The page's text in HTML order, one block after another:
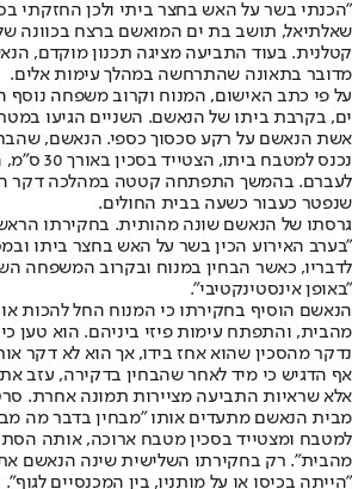
"הכנתי בשר על האש בחצר ביתי ולכן החזקתי
שאלתיאל, תושב בת ים המואשם ברצח בכוונה
קטלנית. בעוד התביעה מציגה תכנון מוקדם,
מדובר בתאונה שהתרחשה במהלך עימות אלים.
על פי כתב האישום, המנוח וקרוב משפחה נוסף
ים, בקרבת ביתו של הנאשם. השניים הגיעו
אשת הנאשם על רקע סכסוך כספי. הנאשם,
נכנס למטבח
לעברם. בהמשך התפתחה קטטה במהלכה דקר
שנפטר כעבור כשעה בבית החולים.
גרסתו של הנאשם שונה מהותית. בחקירתו
"בערב האירוע הכין בשר על האש בחצר ביתו
לדבריו, כאשר הבחין במנוח ובקרוב המשפחה
"באופן אינסטינקטיבי".
הנאשם הוסיף בחקירתו כי המנוח החל להכות
מהבית, והתפתח עימות פיזי ביניהם. הוא טען
נדקר מהסכין שהוא אחז בידו, אך הוא לא דקר
אף הדגיש כי מיד לאחר שהבחין בדקירה, עזב את
אלא שראיות התביעה מציירות תמונה אחרת.
מבית הנאשם מתעדים אותו "מבחין בדבר מה
למטבח ומצטייד בסכין מטבח ארוכה, אותה
מהבית". רק בחקירתו השלישית שינה הנאשם את
"הייתה בכיסו או על מותניו, בין המכנסיים לגוף".